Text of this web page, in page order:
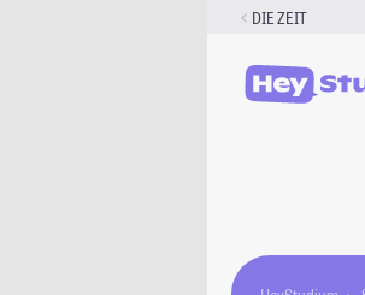
DIE ZEIT